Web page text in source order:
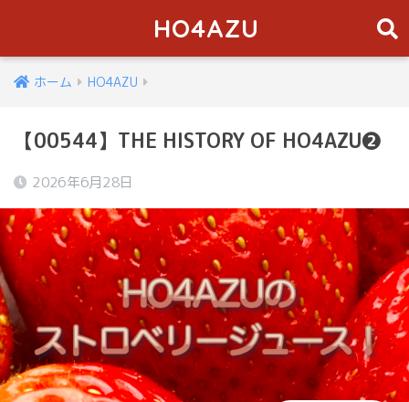
HO4AZU
ホーム HO4AZU
【00544】THE HISTORY OF HO4AZU❷
2026年6月28日